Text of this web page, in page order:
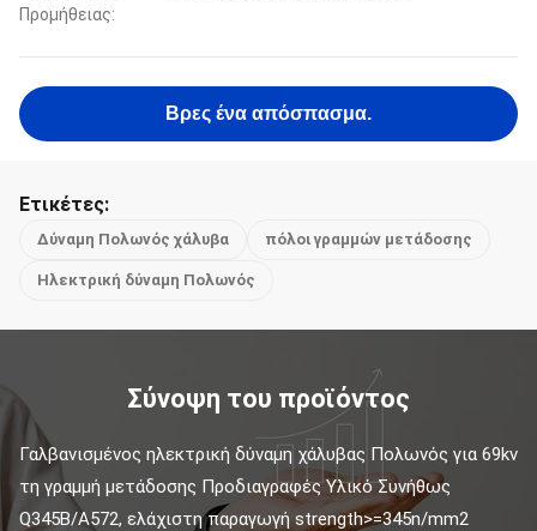
Προμήθειας:
Βρες ένα απόσπασμα.
Ετικέτες:
Δύναμη Πολωνός χάλυβα πόλοι γραμμών μετάδοσης
Ηλεκτρική δύναμη Πολωνός
Σύνοψη του προϊόντος
Γαλβανισμένος ηλεκτρική δύναμη χάλυβας Πολωνός για 69kv
τη γραμμή μετάδοσης Προδιαγραφές Υλικό Συνήθως
Q345B/A572, ελάχιστη παραγωγή strength>=345n/mm2